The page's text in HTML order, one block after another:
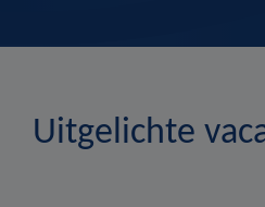
Uitgelichte